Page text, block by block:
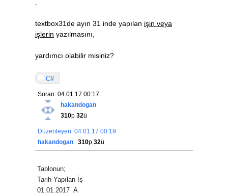
textbox31de ayın 31 inde yapılan işin veya
işlerin yazılmasını,
yardımcı olabilir misiniz?
C#
Soran: 04.01.17 00:17
hakandogan
310p 32ü
Düzenleyen: 04.01.17 00:19
hakandogan
310p 32ü
Tablonun;
Tarih Yapılan İş
01.01.2017 A